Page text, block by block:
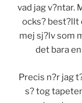
vad jag v?ntar.
ocks? best?llt
mej sj?lv som
det bara
Precis n?r jag
s? tog